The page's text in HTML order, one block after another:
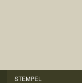
STEMPEL